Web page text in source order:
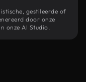
gestileerde of
door onze
onze AI Studio.